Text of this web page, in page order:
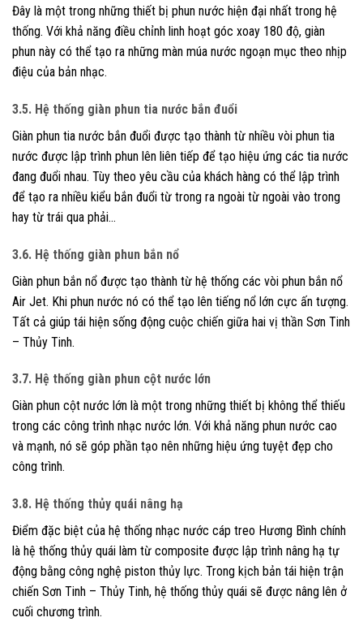
Đây là một trong những thiết bị phun nước hiện đại nhất trong hệ
thống. Với khả năng điều chỉnh linh hoạt góc xoay 180 độ, giàn
phun này có thể tạo ra những màn múa nước ngoạn mục theo nhịp
điệu của bản nhạc.
3.5. Hệ thống giàn phun tia nước bắn đuổi
Giàn phun tia nước bắn đuổi được tạo thành từ nhiều vòi phun tia
nước được lập trình phun lên liên tiếp để tạo hiệu ứng các tia nước
đang đuổi nhau. Tùy theo yêu cầu của khách hàng có thể lập trình
để tạo ra nhiều kiểu bắn đuổi từ trong ra ngoài từ ngoài vào trong
hay từ trái qua phải…
3.6. Hệ thống giàn phun bắn nổ
Giàn phun bắn nổ được tạo thành từ hệ thống các vòi phun bắn nổ
Air Jet. Khi phun nước nó có thể tạo lên tiếng nổ lớn cực ấn tượng.
Tất cả giúp tái hiện sống động cuộc chiến giữa hai vị thần Sơn Tinh
– Thủy Tinh.
3.7. Hệ thống giàn phun cột nước lớn
Giàn phun cột nước lớn là một trong những thiết bị không thể thiếu
trong các công trình nhạc nước lớn. Với khả năng phun nước cao
và mạnh, nó sẽ góp phần tạo nên những hiệu ứng tuyệt đẹp cho
công trình.
3.8. Hệ thống thủy quái nâng hạ
Điểm đặc biệt của hệ thống nhạc nước cáp treo Hương Bình chính
là hệ thống thủy quái làm từ composite được lập trình nâng hạ tự
động bằng công nghệ piston thủy lực. Trong kịch bản tái hiện trận
chiến Sơn Tinh – Thủy Tinh, hệ thống thủy quái sẽ được nâng lên ở
cuối chương trình.